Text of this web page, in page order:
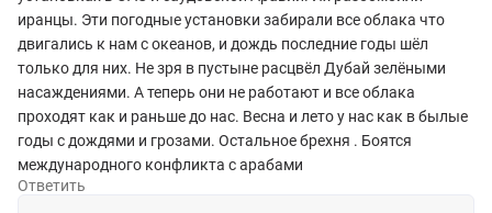
иранцы. Эти погодные установки забирали все облака что
двигались к нам с океанов, и дождь последние годы шёл
только для них. Не зря в пустыне расцвёл Дубай зелёными
насаждениями. А теперь они не работают и все облака
проходят как и раньше до нас. Весна и лето у нас как в былые
годы с дождями и грозами. Остальное брехня . Боятся
международного конфликта с арабами
Ответить